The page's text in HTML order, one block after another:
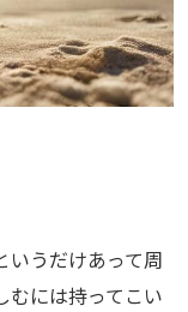
いうだけあって周
むには持ってこい